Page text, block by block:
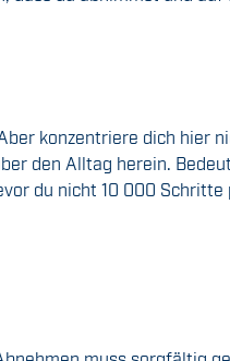
konzentriere dich hier
den Alltag herein.
du nicht 10 000